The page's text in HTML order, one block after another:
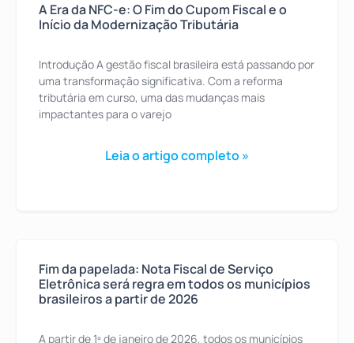
A Era da NFC-e: O Fim do Cupom Fiscal e o
Início da Modernização Tributária
Introdução A gestão fiscal brasileira está passando por
uma transformação significativa. Com a reforma
tributária em curso, uma das mudanças mais
impactantes para o varejo
Leia o artigo completo »
Fim da papelada: Nota Fiscal de Serviço
Eletrônica será regra em todos os municípios
brasileiros a partir de 2026
A partir de 1º de janeiro de 2026, todos os municípios